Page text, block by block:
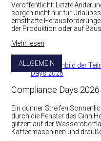
Veröffentlicht: Letzte
sorgen nicht nur für
ernsthafte
der Produktion oder auf
Mehr lesen
ALLGEMEIN
Compliance Days
Ein dünner Streifen
durch die Fenster des Ginn
glitzert auf der
Kaffeemaschinen und